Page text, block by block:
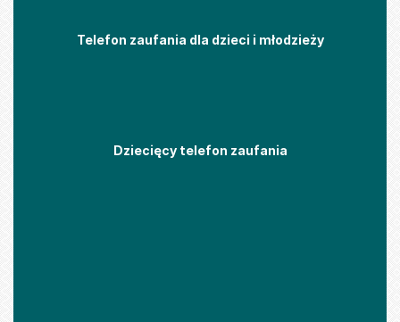
Telefon zaufania dla dzieci i młodzieży
Dziecięcy telefon zaufania